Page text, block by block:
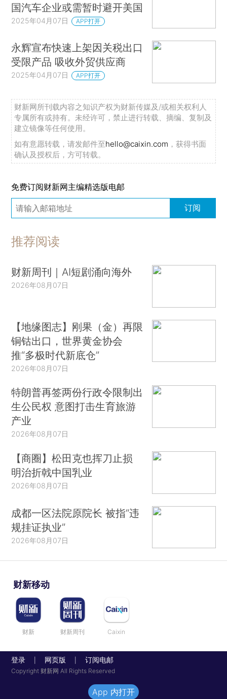
国汽车企业或需暂时避开美国
2025年04月07日 APP打开
永辉宣布快速上架因关税出口
受限产品 吸收外贸供应商
2025年04月07日 APP打开
财新网所刊载内容之知识产权为财新传媒及/或相关权利人
专属所有或持有。未经许可，禁止进行转载、摘编、复制及
建立镜像等任何使用。
如有意愿转载，请发邮件至hello@caixin.com ，获得书面
确认及授权后，方可转载。
免费订阅财新网主编精选版电邮
订阅
推荐阅读
财新周刊｜AI短剧涌向海外
2026年08月07日
【地缘图志】刚果（金）再限
铜钴出口，世界黄金协会
推“多极时代新底仓”
2026年08月07日
特朗普再签两份行政令限制出
生公民权 意图打击生育旅游
产业
2026年08月07日
【商圈】松田克也挥刀止损
明治折戟中国乳业
2026年08月07日
成都一区法院原院长 被指“违
规挂证执业”
2026年08月07日
财新移动
财新 财新周刊 Caixin
登录 网页版 订阅电邮
Copyright 财新网 All Rights Reserved
App 内打开